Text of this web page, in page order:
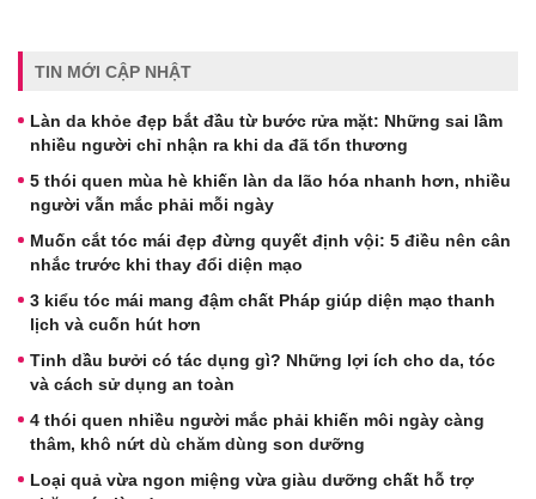
TIN MỚI CẬP NHẬT
Làn da khỏe đẹp bắt đầu từ bước rửa mặt: Những sai lầm
nhiều người chỉ nhận ra khi da đã tổn thương
5 thói quen mùa hè khiến làn da lão hóa nhanh hơn, nhiều
người vẫn mắc phải mỗi ngày
Muốn cắt tóc mái đẹp đừng quyết định vội: 5 điều nên cân
nhắc trước khi thay đổi diện mạo
3 kiểu tóc mái mang đậm chất Pháp giúp diện mạo thanh
lịch và cuốn hút hơn
Tinh dầu bưởi có tác dụng gì? Những lợi ích cho da, tóc
và cách sử dụng an toàn
4 thói quen nhiều người mắc phải khiến môi ngày càng
thâm, khô nứt dù chăm dùng son dưỡng
Loại quả vừa ngon miệng vừa giàu dưỡng chất hỗ trợ